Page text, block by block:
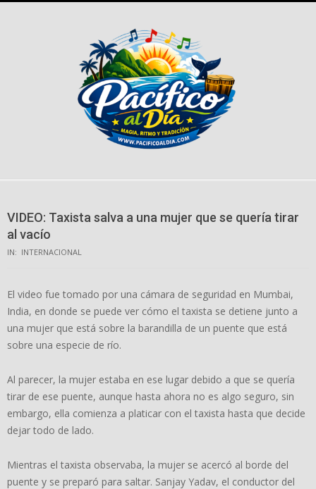
VIDEO: Taxista salva a una mujer que se quería tirar
al vacío
IN: INTERNACIONAL
El video fue tomado por una cámara de seguridad en Mumbai,
India, en donde se puede ver cómo el taxista se detiene junto a
una mujer que está sobre la barandilla de un puente que está
sobre una especie de río.
Al parecer, la mujer estaba en ese lugar debido a que se quería
tirar de ese puente, aunque hasta ahora no es algo seguro, sin
embargo, ella comienza a platicar con el taxista hasta que decide
dejar todo de lado.
Mientras el taxista observaba, la mujer se acercó al borde del
puente y se preparó para saltar. Sanjay Yadav, el conductor del